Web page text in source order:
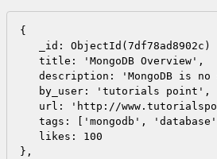
{
   _id: ObjectId(7df78ad8902c)
   title: 'MongoDB Overview',
description: 'MongoDB is no
   by_user: 'tutorials point',
url: 'http://
tags: ['mongodb',
   likes: 100
},